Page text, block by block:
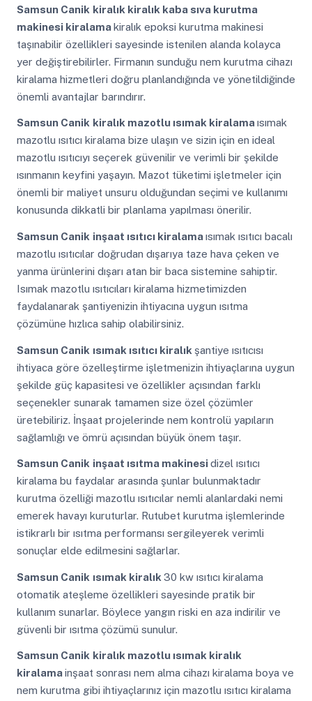
Samsun Canik kiralık kiralık kaba sıva kurutma
makinesi kiralamakiralık epoksi kurutma makinesi
taşınabilir özellikleri sayesinde istenilen alanda kolayca
yer değiştirebilirler. Firmanın sunduğu nem kurutma cihazı
kiralama hizmetleri doğru planlandığında ve yönetildiğinde
önemli avantajlar barındırır.
Samsun Canik kiralık mazotlu ısımak kiralamaısımak
mazotlu ısıtıcı kiralama bize ulaşın ve sizin için en ideal
mazotlu ısıtıcıyı seçerek güvenilir ve verimli bir şekilde
ısınmanın keyfini yaşayın. Mazot tüketimi işletmeler için
önemli bir maliyet unsuru olduğundan seçimi ve kullanımı
konusunda dikkatli bir planlama yapılması önerilir.
Samsun Canik inşaat ısıtıcı kiralamaısımak ısıtıcı bacalı
mazotlu ısıtıcılar doğrudan dışarıya taze hava çeken ve
yanma ürünlerini dışarı atan bir baca sistemine sahiptir.
Isımak mazotlu ısıtıcıları kiralama hizmetimizden
faydalanarak şantiyenizin ihtiyacına uygun ısıtma
çözümüne hızlıca sahip olabilirsiniz.
Samsun Canik ısımak ısıtıcı kiralık şantiye ısıtıcısı
ihtiyaca göre özelleştirme işletmenizin ihtiyaçlarına uygun
şekilde güç kapasitesi ve özellikler açısından farklı
seçenekler sunarak tamamen size özel çözümler
üretebiliriz. İnşaat projelerinde nem kontrolü yapıların
sağlamlığı ve ömrü açısından büyük önem taşır.
Samsun Canik inşaat ısıtma makinesidizel ısıtıcı
kiralama bu faydalar arasında şunlar bulunmaktadır
kurutma özelliği mazotlu ısıtıcılar nemli alanlardaki nemi
emerek havayı kuruturlar. Rutubet kurutma işlemlerinde
istikrarlı bir ısıtma performansı sergileyerek verimli
sonuçlar elde edilmesini sağlarlar.
Samsun Canik ısımak kiralık 30 kw ısıtıcı kiralama
otomatik ateşleme özellikleri sayesinde pratik bir
kullanım sunarlar. Böylece yangın riski en aza indirilir ve
güvenli bir ısıtma çözümü sunulur.
Samsun Canik kiralık mazotlu ısımak kiralık
kiralamainşaat sonrası nem alma cihazı kiralama boya ve
nem kurutma gibi ihtiyaçlarınız için mazotlu ısıtıcı kiralama